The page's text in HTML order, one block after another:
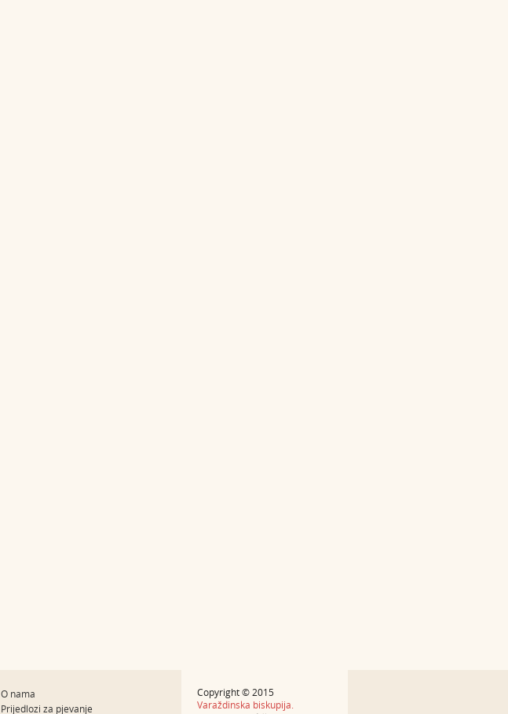
O nama
Prijedlozi za pjevanje
Copyright © 2015
Varaždinska biskupija.